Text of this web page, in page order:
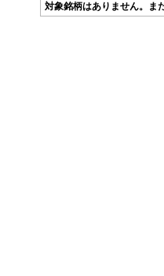
対象銘柄はありません。ま